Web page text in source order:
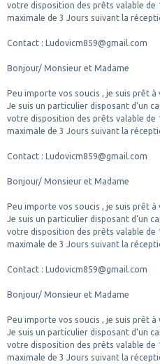
votre disposition des prêts valable de
maximale de 3 Jours suivant la
Contact : Ludovicm859@gmail.com
Bonjour/ Monsieur et Madame
Peu importe vos soucis , je suis prêt
Je suis un particulier disposant d'un
votre disposition des prêts valable de
maximale de 3 Jours suivant la
Contact : Ludovicm859@gmail.com
Bonjour/ Monsieur et Madame
Peu importe vos soucis , je suis prêt
Je suis un particulier disposant d'un
votre disposition des prêts valable de
maximale de 3 Jours suivant la
Contact : Ludovicm859@gmail.com
Bonjour/ Monsieur et Madame
Peu importe vos soucis , je suis prêt
Je suis un particulier disposant d'un
votre disposition des prêts valable de
maximale de 3 Jours suivant la